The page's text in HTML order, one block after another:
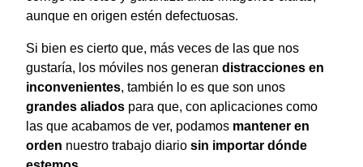
aunque en origen estén defectuosas.
Si bien es cierto que, más veces de las que nos
gustaría, los móviles nos generan distracciones en
inconvenientes, también lo es que son unos
grandes aliados para que, con aplicaciones como
las que acabamos de ver, podamos mantener en
orden nuestro trabajo diario sin importar dónde